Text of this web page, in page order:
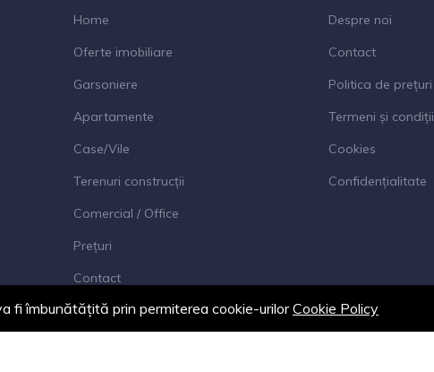
Home
Oferte imobiliare
Garsoniere
Apartamente
Case/Vile
Terenuri construcții
Comercial / Office
Prețuri
Contact
Despre noi
Contact
Politica de prețuri
Termeni și condiții
Cookies
Confidențialitate
fi îmbunătățită prin permiterea cookie-urilorCookie Policy